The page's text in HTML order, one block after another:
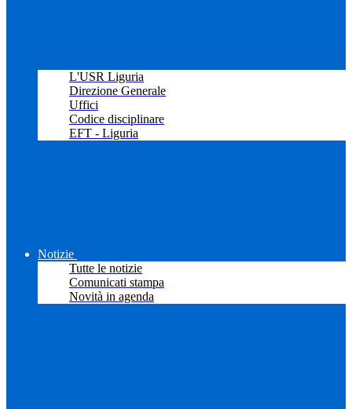
L'USR Liguria
Direzione Generale
Uffici
Codice disciplinare
EFT - Liguria
Notizie
Tutte le notizie
Comunicati stampa
Novità in agenda